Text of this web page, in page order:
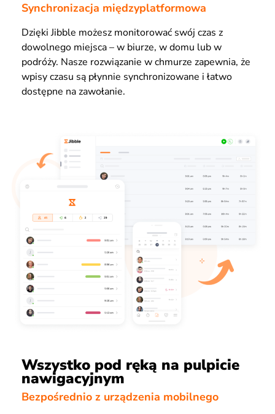
Synchronizacja międzyplatformowa
Dzięki Jibble możesz monitorować swój czas z
dowolnego miejsca – w biurze, w domu lub w
podróży. Nasze rozwiązanie w chmurze zapewnia, że
wpisy czasu są płynnie synchronizowane i łatwo
dostępne na zawołanie.
Wszystko pod ręką na pulpicie
nawigacyjnym
Bezpośrednio z urządzenia mobilnego